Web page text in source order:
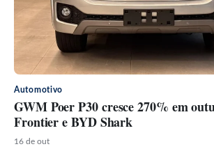
Automotivo
GWM Poer P30 cresce 270% em
Frontier e BYD Shark
16 de out